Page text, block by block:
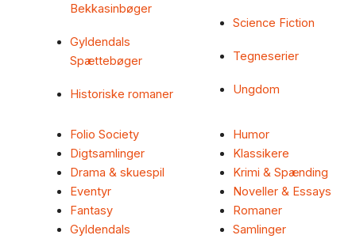
Bekkasinbøger
Gyldendals
Spættebøger
Historiske romaner
Science Fiction
Tegneserier
Ungdom
Folio Society
Digtsamlinger
Drama & skuespil
Eventyr
Fantasy
Gyldendals
Humor
Klassikere
Krimi & Spænding
Noveller & Essays
Romaner
Samlinger